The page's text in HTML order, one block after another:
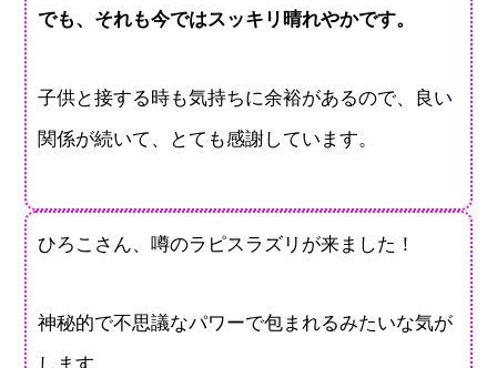
でも、それも今ではスッキリ晴れやかです。
子供と接する時も気持ちに余裕があるので、良い
関係が続いて、とても感謝しています。
ひろこさん、噂のラピスラズリが来ました！
神秘的で不思議なパワーで包まれるみたいな気が